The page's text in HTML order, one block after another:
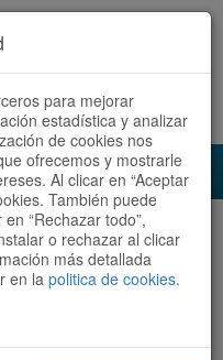
Español | Català
por:Más recientes
para mejorar
estadística y analizar
de cookies nos
ofrecemos y mostrarle
Al clicar en “Aceptar
También puede
“Rechazar todo”,
o rechazar al clicar
más detallada
en la politica de cookies.